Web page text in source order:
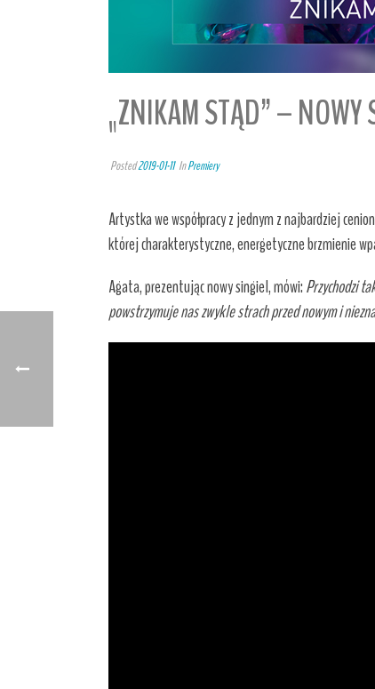
„ZNIKAM STĄD” – NOWY
Posted2019-01-11 InPremiery
Artystka we współpracy z jednym z najbardziej
której charakterystyczne, energetyczne brzmienie
Agata, prezentując nowy singiel, mówi:Przychodzi
powstrzymuje nas zwykle strach przed nowym i